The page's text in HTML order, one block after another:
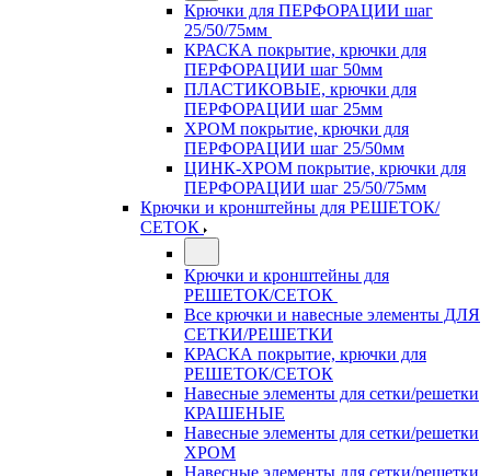
Крючки для ПЕРФОРАЦИИ шаг
25/50/75мм
КРАСКА покрытие, крючки для
ПЕРФОРАЦИИ шаг 50мм
ПЛАСТИКОВЫЕ, крючки для
ПЕРФОРАЦИИ шаг 25мм
ХРОМ покрытие, крючки для
ПЕРФОРАЦИИ шаг 25/50мм
ЦИНК-ХРОМ покрытие, крючки для
ПЕРФОРАЦИИ шаг 25/50/75мм
Крючки и кронштейны для РЕШЕТОК/
СЕТОК
Крючки и кронштейны для
РЕШЕТОК/СЕТОК
Все крючки и навесные элементы ДЛЯ
СЕТКИ/РЕШЕТКИ
КРАСКА покрытие, крючки для
РЕШЕТОК/СЕТОК
Навесные элементы для сетки/решетки
КРАШЕНЫЕ
Навесные элементы для сетки/решетки
ХРОМ
Навесные элементы для сетки/решетки